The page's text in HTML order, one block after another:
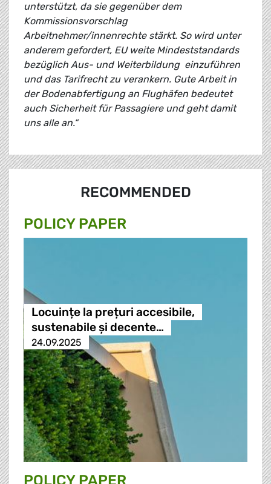
unterstützt, da sie gegenüber dem
Kommissionsvorschlag
Arbeitnehmer/innenrechte stärkt. So wird unter
anderem gefordert, EU weite Mindeststandards
bezüglich Aus- und Weiterbildung einzuführen
und das Tarifrecht zu verankern. Gute Arbeit in
der Bodenabfertigung an Flughäfen bedeutet
auch Sicherheit für Passagiere und geht damit
uns alle an.“
RECOMMENDED
POLICY PAPER
Locuințe la prețuri accesibile,
sustenabile și decente…
24.09.2025
POLICY PAPER